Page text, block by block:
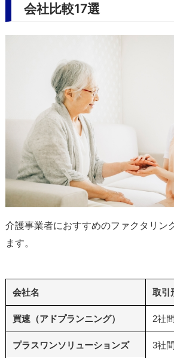
会社比較17選
介護事業者におすすめのファクタリン
ます。
会社名 取引
買速（アドプランニング） 2社
プラスワンソリューションズ 3社間